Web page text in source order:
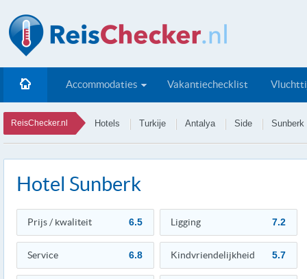
Accommodaties Vakantiechecklist
ReisChecker.nl Hotels Turkije Antalya Side Sunberk
Hotel Sunberk
Prijs / kwaliteit 6.5 Ligging 7.2
Service 6.8 Kindvriendelijkheid 5.7